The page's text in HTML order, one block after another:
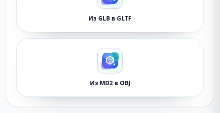
Из GLB в GLTF
Из MD2 в OBJ